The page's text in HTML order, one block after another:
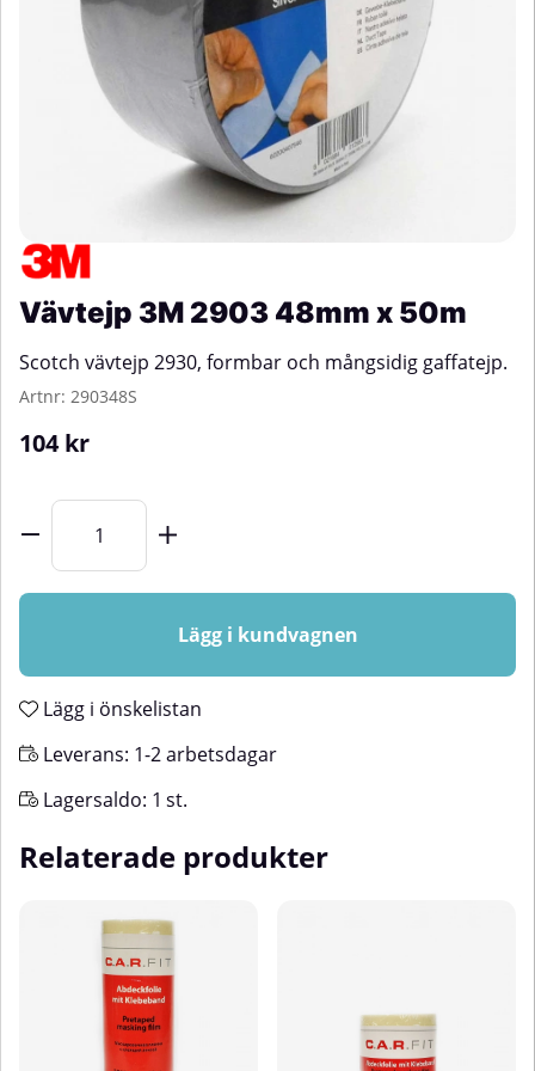
Vävtejp 3M 2903 48mm x 50m
Scotch vävtejp 2930, formbar och mångsidig gaffatejp.
Artnr: 290348S
104kr
Lägg i kundvagnen
Lägg i önskelistan
Leverans: 1-2 arbetsdagar
Lagersaldo: 1 st.
Relaterade produkter